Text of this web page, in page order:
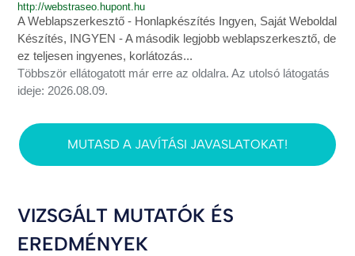
http://webstraseo.hupont.hu
A Weblapszerkesztő - Honlapkészítés Ingyen, Saját Weboldal
Készítés, INGYEN - A második legjobb weblapszerkesztő, de
ez teljesen ingyenes, korlátozás...
Többször ellátogatott már erre az oldalra. Az utolsó látogatás
ideje: 2026.08.09.
MUTASD A JAVÍTÁSI JAVASLATOKAT!
VIZSGÁLT MUTATÓK ÉS
EREDMÉNYEK